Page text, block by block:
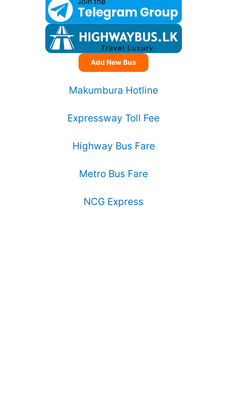
Add New Bus
Makumbura Hotline
Expressway Toll Fee
Highway Bus Fare
Metro Bus Fare
NCG Express